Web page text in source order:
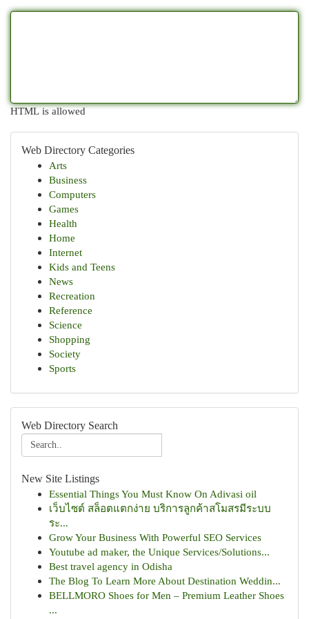
HTML is allowed
Web Directory Categories
Arts
Business
Computers
Games
Health
Home
Internet
Kids and Teens
News
Recreation
Reference
Science
Shopping
Society
Sports
Web Directory Search
New Site Listings
Essential Things You Must Know On Adivasi oil
เว็บไซต์ สล็อตแตกง่าย บริการลูกค้าสโมสรมีระบบ
ระ...
Grow Your Business With Powerful SEO Services
Youtube ad maker, the Unique Services/Solutions...
Best travel agency in Odisha
The Blog To Learn More About Destination Weddin...
BELLMORO Shoes for Men – Premium Leather Shoes
...